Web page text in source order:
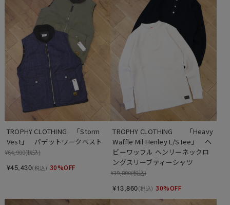
TROPHY CLOTHING　「Storm
Vest」　パデットワークベスト
¥64,900(税込)
¥45,430(税込) 30%OFF
TROPHY CLOTHING　　「Heavy
Waffle Mil Henley L/STee」　ヘ
ビーワッフル ヘンリーネックロ
ングスリーブティーシャツ
¥19,800(税込)
¥13,860(税込) 30%OFF